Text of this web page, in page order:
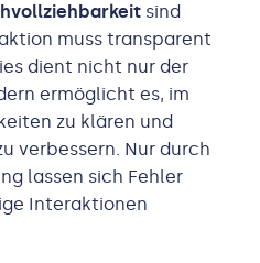
sind
muss transparent
dient nicht nur der
ermöglicht es, im
zu klären und
verbessern. Nur durch
lassen sich Fehler
Interaktionen